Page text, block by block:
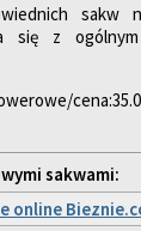
sakw
się z
sakwami:
online